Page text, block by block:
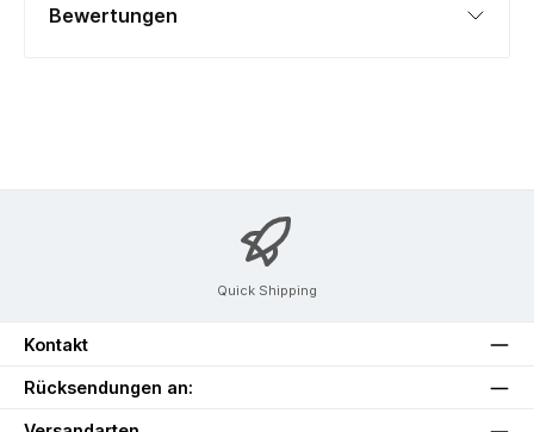
Bewertungen
Quick Shipping
Kontakt
Rücksendungen an: